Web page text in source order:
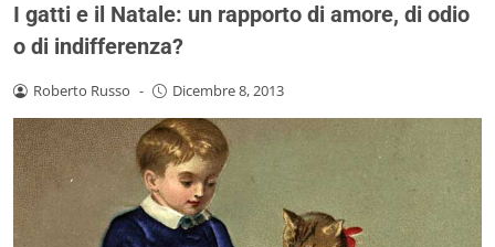
I gatti e il Natale: un rapporto di amore, di odio
o di indifferenza?
Roberto Russo - Dicembre 8, 2013